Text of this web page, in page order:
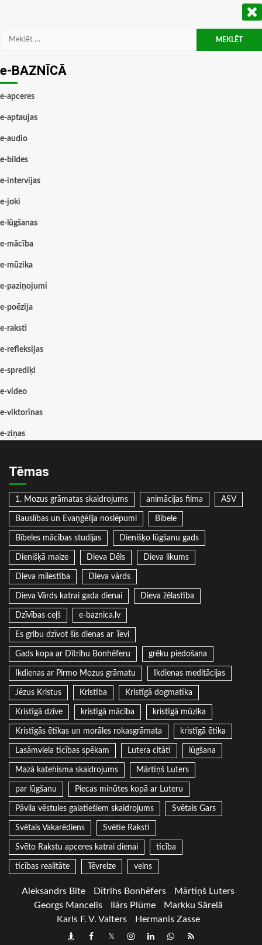
Meklēt:
e-BAZNĪCĀ
e-apceres
e-aptaujas
e-audio
e-bildes
e-intervijas
e-joki
e-lūgšanas
e-mācība
e-mūzika
e-paziņojumi
e-poēzija
e-raksti
e-refleksijas
e-sprediķi
e-video
e-viktorīnas
e-ziņas
Tēmas
1. Mozus grāmatas skaidrojums animācijas filma ASV
Bauslības un Evaņģēlija noslēpumi Bībele
Bībeles mācības studijas Dienišķo lūgšanu gads
Dienišķā maize Dieva Dēls Dieva likums
Dieva mīlestība Dieva vārds
Dieva Vārds katrai gada dienai Dieva žēlastība
Dzīvības ceļš e-baznica.lv
Es gribu dzīvot šīs dienas ar Tevi
Gads kopa ar Dītrihu Bonhēferu grēku piedošana
Ikdienas ar Pirmo Mozus grāmatu Ikdienas meditācijas
Jēzus Kristus Kristība Kristīgā dogmatika
Kristīgā dzīve kristīgā mācība kristīgā mūzika
Kristīgās ētikas un morāles rokasgrāmata kristīgā ētika
Lasāmviela ticības spēkam Lutera citāti lūgšana
Mazā katehisma skaidrojums Mārtiņš Luters
par lūgšanu Piecas minūtes kopā ar Luteru
Pāvila vēstules galatiešiem skaidrojums Svētais Gars
Svētais Vakarēdiens Svētie Raksti
Svēto Rakstu apceres katrai dienai ticība
ticības realitāte Tēvreize velns
Aleksandrs Bite Dītrihs Bonhēfers
Mārtiņš Luters
Georgs Mancelis
Ilārs Plūme
Markku Särelä
Karls F. V. Valters
Hermanis Zasse
DraugiemFacebook
TwitterInstagram
LinkedInwhatsapp
RSS